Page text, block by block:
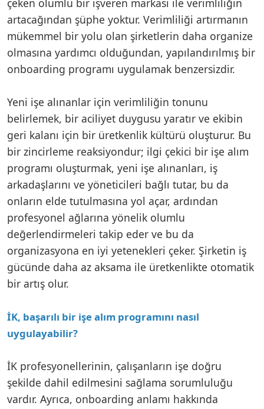
çeken olumlu bir işveren markası ile verimliliğin
artacağından şüphe yoktur. Verimliliği artırmanın
mükemmel bir yolu olan şirketlerin daha organize
olmasına yardımcı olduğundan, yapılandırılmış bir
onboarding programı uygulamak benzersizdir.
Yeni işe alınanlar için verimliliğin tonunu
belirlemek, bir aciliyet duygusu yaratır ve ekibin
geri kalanı için bir üretkenlik kültürü oluşturur. Bu
bir zincirleme reaksiyondur; ilgi çekici bir işe alım
programı oluşturmak, yeni işe alınanları, iş
arkadaşlarını ve yöneticileri bağlı tutar, bu da
onların elde tutulmasına yol açar, ardından
profesyonel ağlarına yönelik olumlu
değerlendirmeleri takip eder ve bu da
organizasyona en iyi yetenekleri çeker. Şirketin iş
gücünde daha az aksama ile üretkenlikte otomatik
bir artış olur.
İK, başarılı bir işe alım programını nasıl
uygulayabilir?
İK profesyonellerinin, çalışanların işe doğru
şekilde dahil edilmesini sağlama sorumluluğu
vardır. Ayrıca, onboarding anlamı hakkında